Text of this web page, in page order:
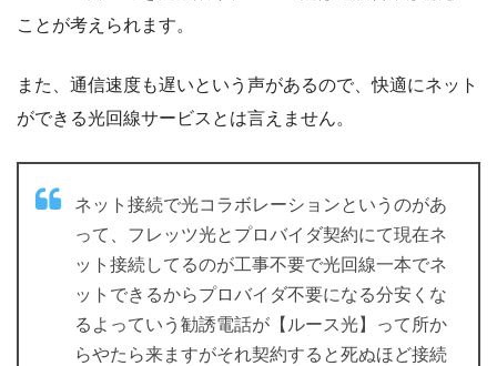
ことが考えられます。
また、通信速度も遅いという声があるので、快適にネット
ができる光回線サービスとは言えません。
ネット接続で光コラボレーションというのがあ
って、フレッツ光とプロバイダ契約にて現在ネ
ット接続してるのが工事不要で光回線一本でネ
ットできるからプロバイダ不要になる分安くな
るよっていう勧誘電話が【ルース光】って所か
らやたら来ますがそれ契約すると死ぬほど接続